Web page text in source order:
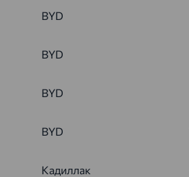
BYD
BYD
BYD
BYD
Кадиллак